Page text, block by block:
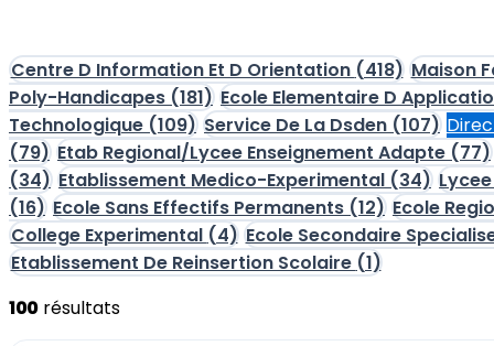
Centre D Information Et D Orientation (418) Maison
Poly-Handicapes (181) Ecole Elementaire D
Technologique (109) Service De La Dsden (107)
(79) Etab Regional/Lycee Enseignement Adapte (77)
(34) Etablissement Medico-Experimental (34)
(16) Ecole Sans Effectifs Permanents (12) Ecole
College Experimental (4) Ecole Secondaire
Etablissement De Reinsertion Scolaire (1)
100 résultats